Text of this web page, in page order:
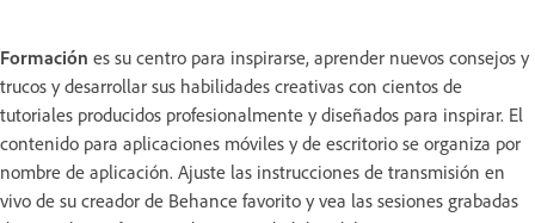
Formación es su centro para inspirarse, aprender nuevos consejos y
trucos y desarrollar sus habilidades creativas con cientos de
tutoriales producidos profesionalmente y diseñados para inspirar. El
contenido para aplicaciones móviles y de escritorio se organiza por
nombre de aplicación. Ajuste las instrucciones de transmisión en
vivo de su creador de Behance favorito y vea las sesiones grabadas